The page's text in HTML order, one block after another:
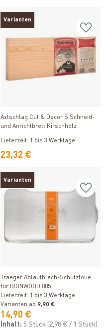
Varianten
Axtschlag Cut & Decor S Schneid-
und Anrichtbrett Kirschholz
Lieferzeit: 1 bis 3 Werktage
23,32 €
Varianten
Traeger Ablaufblech-Schutzfolie
für IRONWOOD 885
Lieferzeit: 1 bis 3 Werktage
Varianten ab 9,90 €
14,90 €
Inhalt: 5 Stück (2,98 € / 1 Stück)